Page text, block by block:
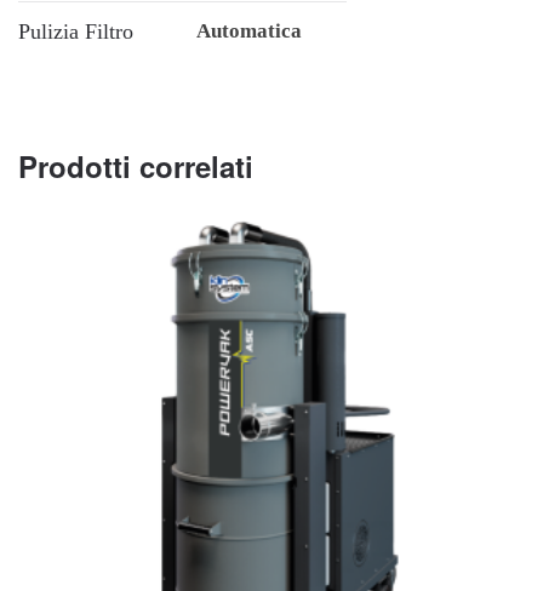
Pulizia Filtro Automatica
Prodotti correlati